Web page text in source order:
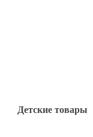
Детские товары